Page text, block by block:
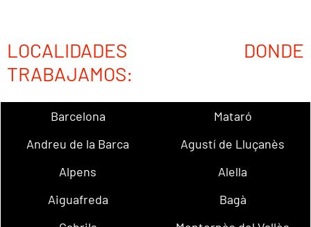
LOCALIDADES DONDE
TRABAJAMOS:
Barcelona
Mataró
Andreu de la Barca
Agustí de Lluçanès
Alpens
Alella
Aiguafreda
Bagà